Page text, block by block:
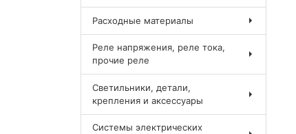
Расходные материалы
Реле напряжения, реле тока,
прочие реле
Светильники, детали,
крепления и аксессуары
Системы электрических